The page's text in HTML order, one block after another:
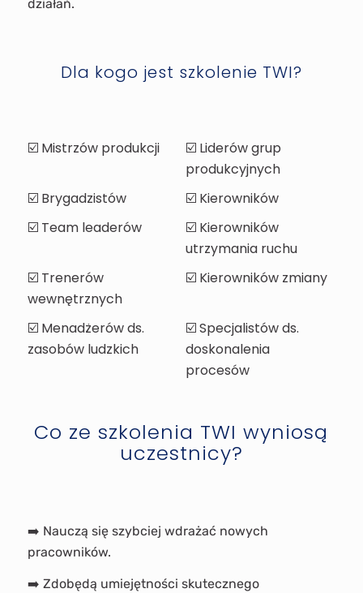
działań.
Dla kogo jest szkolenie TWI?
☑️ Mistrzów produkcji
☑️ Liderów grup
produkcyjnych
☑️ Brygadzistów
☑️ Kierowników
☑️ Team leaderów
☑️ Kierowników
utrzymania ruchu
☑️ Trenerów
wewnętrznych
☑️ Kierowników zmiany
☑️ Menadżerów ds.
zasobów ludzkich
☑️ Specjalistów ds.
doskonalenia
procesów
Co ze szkolenia TWI wyniosą
uczestnicy?
➡️ Nauczą się szybciej wdrażać nowych
pracowników.
➡️ Zdobędą umiejętności skutecznego